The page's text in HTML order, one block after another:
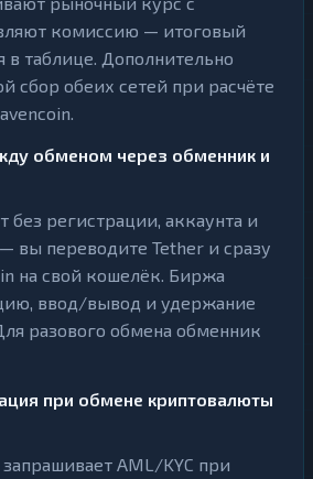
комиссию — итоговый
в таблице. Дополнительно
сбор обеих сетей при расчёте
обменом через обменник и
без регистрации, аккаунта и
вы переводите Tether и сразу
на свой кошелёк. Биржа
ввод/вывод и удержание
разового обмена обменник
при обмене криптовалюты
AML/KYC при